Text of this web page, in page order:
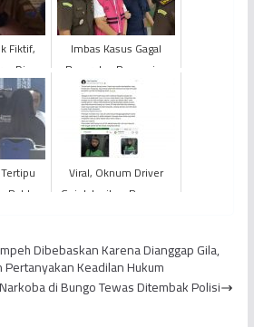
Fiktif,
Dinas
Jambi
Imbas Kasus Gagal
Bayar dan Pencucian
Uang, Yunsak El Halcon
Resmi Dipenjara 12
Tahun
Viral, Oknum Driver
Gojek Larikan Pesanan
Dibebaskan Karena Dianggap Gila,
Keadilan Hukum
di Bungo Tewas Ditembak Polisi